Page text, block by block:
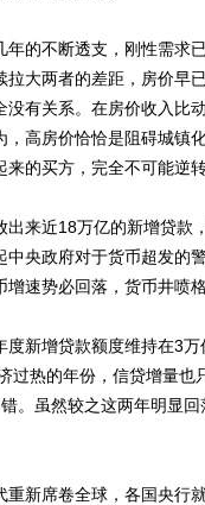
不断透支，刚性需求
拉大两者的差距，房价早
没有关系。在房价收入比
，高房价恰恰是阻碍城镇
的买方，完全不可能逆转
近18万亿的新增贷款
中央政府对于货币超发的
速势必回落，货币井喷格
增贷款额度维持在3万
过热的年份，信贷增量
。虽然较之这两年明显
席卷全球，各国央行